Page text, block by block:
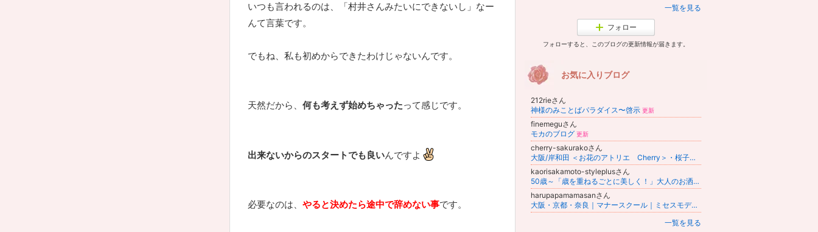
いつも言われるのは、「村井さんみたいにできないし」なー
んて言葉です。
でもね、私も初めからできたわけじゃないんです。
天然だから、 何も考えず始めちゃったって感じです。
出来ないからのスタートでも良いんですよ
必要なのは、 やると決めたら途中で辞めない事です。
一覧を見る
フォロー
フォローすると、このブログの更新情報が届きます。
お気に入りブログ
212rieさん
神様のみことばパラダイス〜啓示 更新
finemeguさん
モカのブログ 更新
cherry-sakurakoさん
大阪/岸和田 ＜お花のアトリエ Cherry＞・桜子花日記
kaorisakamoto-styleplusさん
50歳～「歳を重ねるごとに美しく！」大人のお洒落の習慣
harupapamamasanさん
大阪・京都・奈良｜マナースクール｜ミセスモデル&マナー講師 弓場 節が教える立ち居振る舞い教室
一覧を見る